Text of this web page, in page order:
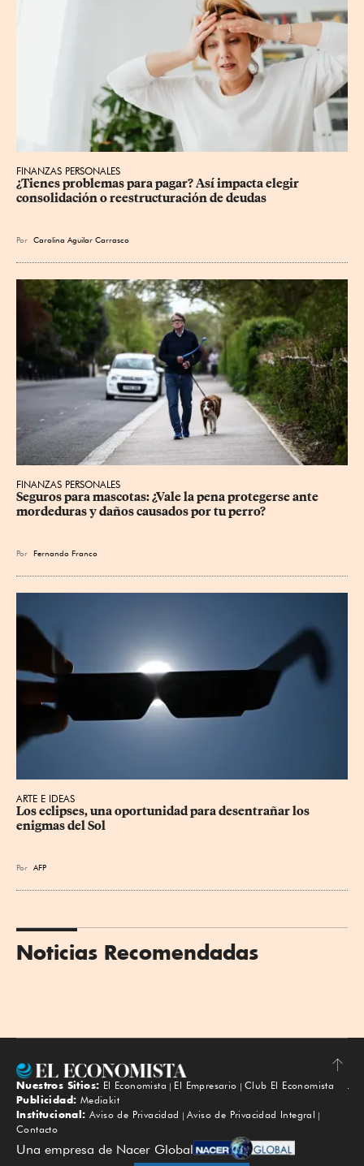
FINANZAS PERSONALES
¿Tienes problemas para pagar? Así impacta elegir
consolidación o reestructuración de deudas
Por Carolina Aguilar Carrasco
FINANZAS PERSONALES
Seguros para mascotas: ¿Vale la pena protegerse ante
mordeduras y daños causados por tu perro?
Por Fernando Franco
ARTE E IDEAS
Los eclipses, una oportunidad para desentrañar los
enigmas del Sol
Por AFP
Noticias Recomendadas
Subir
Nuestros Sitios: El Economista El Empresario
Club El Economista
Publicidad: Mediakit
Institucional: Aviso de Privacidad
Aviso de Privacidad Integral
Contacto
Una empresa de Nacer Global